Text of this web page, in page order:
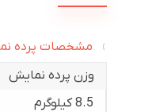
مشخصات پرده
وزن پرده نمایش
8.5 کیلوگرم